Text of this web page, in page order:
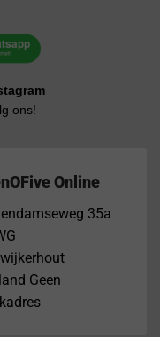
ons!
Online
35a
Geen